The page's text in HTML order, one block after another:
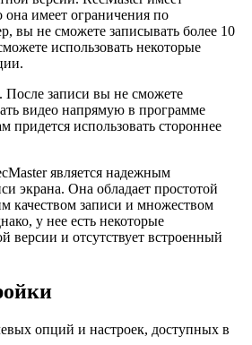
имеет ограничения по
вы не сможете записывать более 10
использовать некоторые
После записи вы не сможете
видео напрямую в программе
придется использовать стороннее
является надежным
экрана. Она обладает простотой
качеством записи и множеством
у нее есть некоторые
версии и отсутствует встроенный
опций и настроек, доступных в